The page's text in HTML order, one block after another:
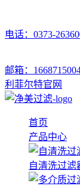
电话：0373-
邮箱：
利菲尔特官网
首页
产品中心
自清洗过滤